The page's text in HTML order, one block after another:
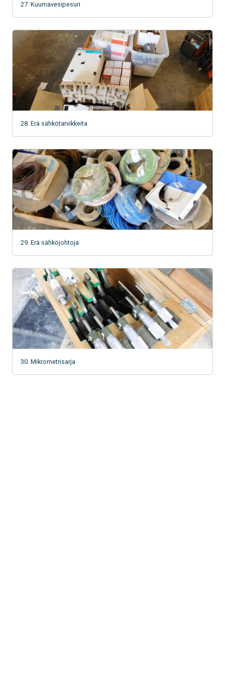
27. Kuumavesipesuri
28. Erä sähkötarvikkeita
29. Erä sähköjohtoja
30. Mikrometrisarja